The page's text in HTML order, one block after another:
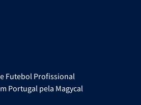
Futebol Profissional
Portugal pela Magycal